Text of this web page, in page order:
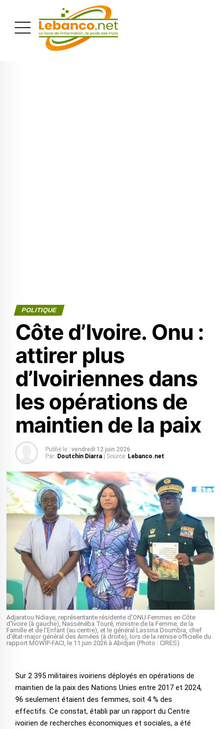
POLITIQUE
Côte d’Ivoire. Onu :
attirer plus
d’Ivoiriennes dans
les opérations de
maintien de la paix
Publié le : vendredi 12 juin 2026
Par: Doutchin Diarra | Source: Lebanco.net
Adjaratou Ndiaye, représentante résidente d'ONU Femmes en Côte
d'Ivoire (à gauche), Nassénéba Touré, ministre de la Femme, de la
Famille et de l'Enfant (au centre), et le général Lassina Doumbia, chef
d'état-major général des Armées (à droite), lors de la remise officielle du
rapport MOWIP-FACI, le 11 juin 2026 à Abidjan (Photo : CIRES)
Sur 2 395 militaires ivoiriens déployés en opérations de
maintien de la paix des Nations Unies entre 2017 et 2024,
96 seulement étaient des femmes, soit 4 % des
effectifs. Ce constat, établi par un rapport du Centre
ivoirien de recherches économiques et sociales, a été